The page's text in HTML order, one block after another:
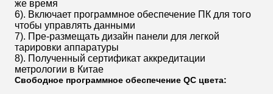
же время
6). Включает программное обеспечение ПК для того
чтобы управлять данными
7). Пре-размещать дизайн панели для легкой
тарировки аппаратуры
8). Полученный сертификат аккредитации
метрологии в Китае
Свободное программное обеспечение QC цвета: